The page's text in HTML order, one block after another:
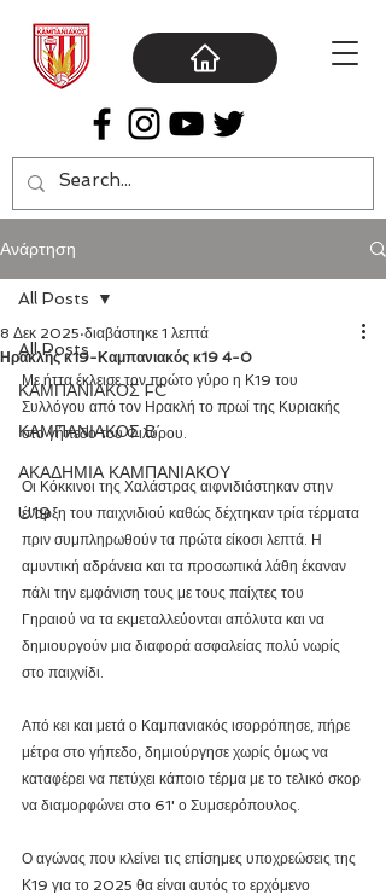
Ανάρτηση
All Posts
ΚΑΜΠΑΝΙΑΚΟΣ FC
ΚΑΜΠΑΝΙΑΚΟΣ Β΄
ΑΚΑΔΗΜΙΑ ΚΑΜΠΑΝΙΑΚΟΥ
U19
All Posts
Ηρακλής κ19-Καμπανιακός κ19 4-0
8 Δεκ 2025 διαβάστηκε 1 λεπτά
Με ήττα έκλεισε τον πρώτο γύρο η Κ19 του
Συλλόγου από τον Ηρακλή το πρωί της Κυριακής
στο γήπεδο του Φιλύρου.
Οι Κόκκινοι της Χαλάστρας αιφνιδιάστηκαν στην
έναρξη του παιχνιδιού καθώς δέχτηκαν τρία τέρματα
πριν συμπληρωθούν τα πρώτα είκοσι λεπτά. Η
αμυντική αδράνεια και τα προσωπικά λάθη έκαναν
πάλι την εμφάνιση τους με τους παίχτες του
Γηραιού να τα εκμεταλλεύονται απόλυτα και να
δημιουργούν μια διαφορά ασφαλείας πολύ νωρίς
στο παιχνίδι.
Από κει και μετά ο Καμπανιακός ισορρόπησε, πήρε
μέτρα στο γήπεδο, δημιούργησε χωρίς όμως να
καταφέρει να πετύχει κάποιο τέρμα με το τελικό σκορ
να διαμορφώνει στο 61' ο Συμσερόπουλος.
Ο αγώνας που κλείνει τις επίσημες υποχρεώσεις της
Κ19 για το 2025 θα είναι αυτός το ερχόμενο